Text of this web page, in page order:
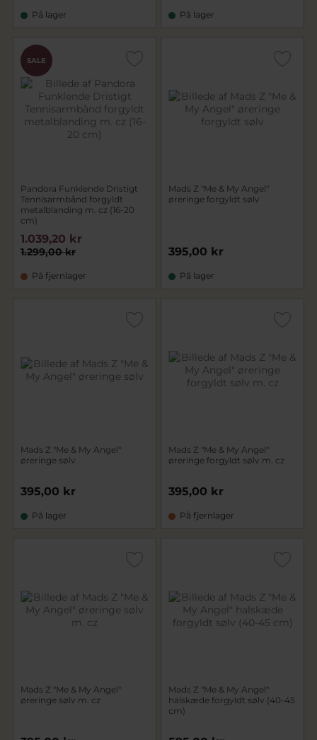
På lager På lager
SALE
Pandora Funklende Dristigt
Tennisarmbånd forgyldt
metalblanding m. cz (16-20
cm)
1.299,00 kr
1.039,20 kr
På fjernlager
Mads Z "Me & My Angel"
øreringe forgyldt sølv
395,00 kr
På lager
Mads Z "Me & My Angel"
øreringe sølv
395,00 kr
På lager
Mads Z "Me & My Angel"
øreringe forgyldt sølv m. cz
395,00 kr
På fjernlager
Mads Z "Me & My Angel"
øreringe sølv m. cz
Mads Z "Me & My Angel"
halskæde forgyldt sølv (40-45
cm)